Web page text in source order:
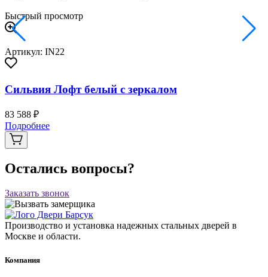
Быстрый просмотр
Артикул: IN22
Сильвия Лофт белый с зеркалом
83 588 ₽
Подробнее
Остались вопросы?
Заказать звонок
Производство и установка надежных стальных дверей в
Москве и области.
Компания